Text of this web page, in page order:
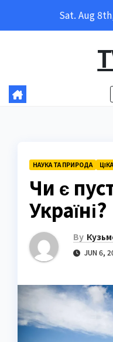
Sat. Aug
НАУКА ТА ПРИРОДА
Чи є
Україні?
By
JUN 6,